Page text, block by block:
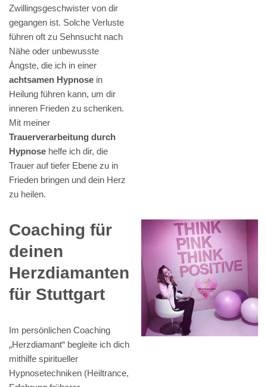
Zwillingsgeschwister von dir
gegangen ist. Solche Verluste
führen oft zu Sehnsucht nach
Nähe oder unbewusste
Ängste, die ich in einer
achtsamen Hypnose in
Heilung führen kann, um dir
inneren Frieden zu schenken.
Mit meiner
Trauerverarbeitung durch
Hypnose helfe ich dir, die
Trauer auf tiefer Ebene zu in
Frieden bringen und dein Herz
zu heilen.
Coaching für
deinen
Herzdiamanten
für Stuttgart
Im persönlichen Coaching
„Herzdiamant“ begleite ich dich
mithilfe spiritueller
Hypnosetechniken (Heiltrance,